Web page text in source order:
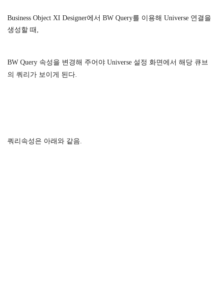
Business Object XI Designer에서 BW Query를 이용해 Universe 연결을
생성할 때,
BW Query 속성을 변경해 주어야 Universe 설정 화면에서 해당 큐브
의 쿼리가 보이게 된다.
쿼리속성은 아래와 같음.